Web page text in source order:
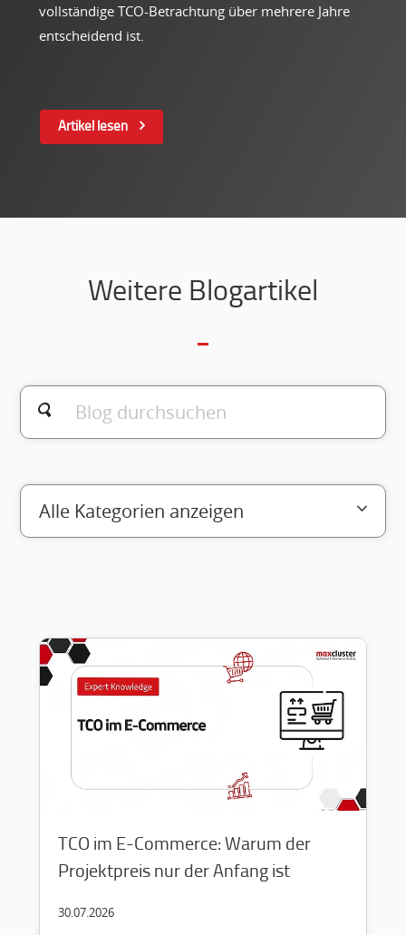
vollständige TCO-Betrachtung über mehrere Jahre
entscheidend ist.
Artikel lesen
Weitere Blogartikel
TCO im E-Commerce: Warum der
Projektpreis nur der Anfang ist
30.07.2026